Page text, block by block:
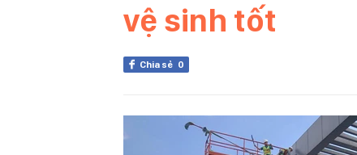
vệ sinh tốt
Chia sẻ 0